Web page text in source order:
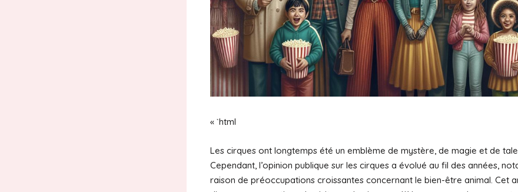
« `html
Les cirques ont longtemps été un emblème de mystère, de magie et de
Cependant, l’opinion publique sur les cirques a évolué au fil des années,
raison de préoccupations croissantes concernant le bien-être animal. Cet